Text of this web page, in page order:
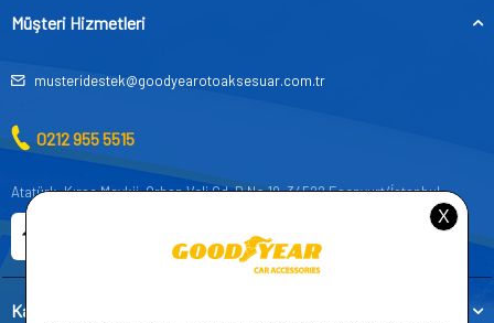
Müşteri Hizmetleri
musteridestek@goodyearotoaksesuar.com.tr
0212 955 5515
Atatürk, Kıraç Mevkii, Orhan Veli Cd. D:No:19, 34522 Esenyurt/İstanbul
Kategoriler